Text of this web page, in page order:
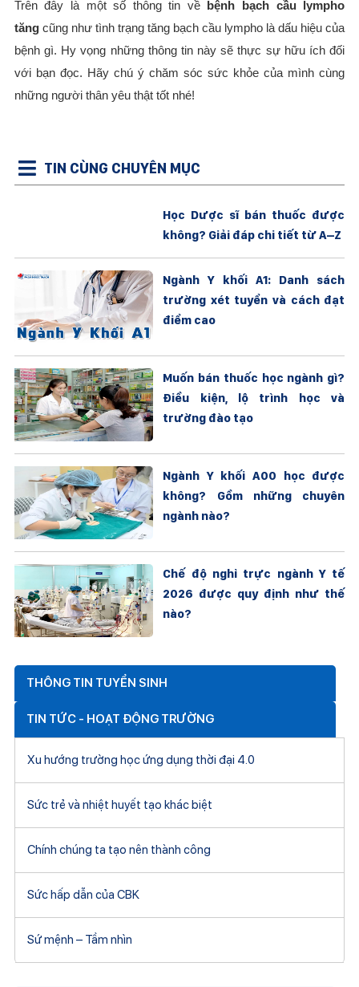
Trên đây là một số thông tin về bệnh bạch cầu lympho
tăngcũng như tình trạng tăng bạch cầu lympho là dấu hiệu của
bệnh gì. Hy vọng những thông tin này sẽ thực sự hữu ích đối
với bạn đọc. Hãy chú ý chăm sóc sức khỏe của mình cùng
những người thân yêu thật tốt nhé!
TIN CÙNG CHUYÊN MỤC
Học Dược sĩ bán thuốc được
không? Giải đáp chi tiết từ A–Z
Ngành Y khối A1: Danh sách
trường xét tuyển và cách đạt
điểm cao
Muốn bán thuốc học ngành gì?
Điều kiện, lộ trình học và
trường đào tạo
Ngành Y khối A00 học được
không? Gồm những chuyên
ngành nào?
Chế độ nghỉ trực ngành Y tế
2026 được quy định như thế
nào?
THÔNG TIN TUYỂN SINH
TIN TỨC - HOẠT ĐỘNG TRƯỜNG
Xu hướng trường học ứng dụng thời đại 4.0
Sức trẻ và nhiệt huyết tạo khác biệt
Chính chúng ta tạo nên thành công
Sức hấp dẫn của CBK
Sứ mệnh – Tầm nhìn